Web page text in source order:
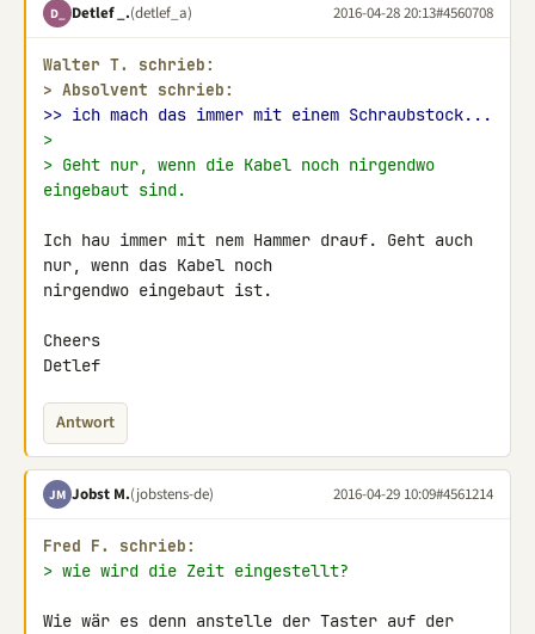
D_ Detlef _.(detlef_a) 2016-04-28 20:13#4560708
Walter T. schrieb:
> Absolvent schrieb:
>> ich mach das immer mit einem Schraubstock...
>
> Geht nur, wenn die Kabel noch nirgendwo
eingebaut sind.
Ich hau immer mit nem Hammer drauf. Geht auch
nur, wenn das Kabel noch
nirgendwo eingebaut ist.
Cheers
Detlef
Antwort
JM Jobst M.(jobstens-de) 2016-04-29 10:09#4561214
Fred F. schrieb:
> wie wird die Zeit eingestellt?
Wie wär es denn anstelle der Taster auf der